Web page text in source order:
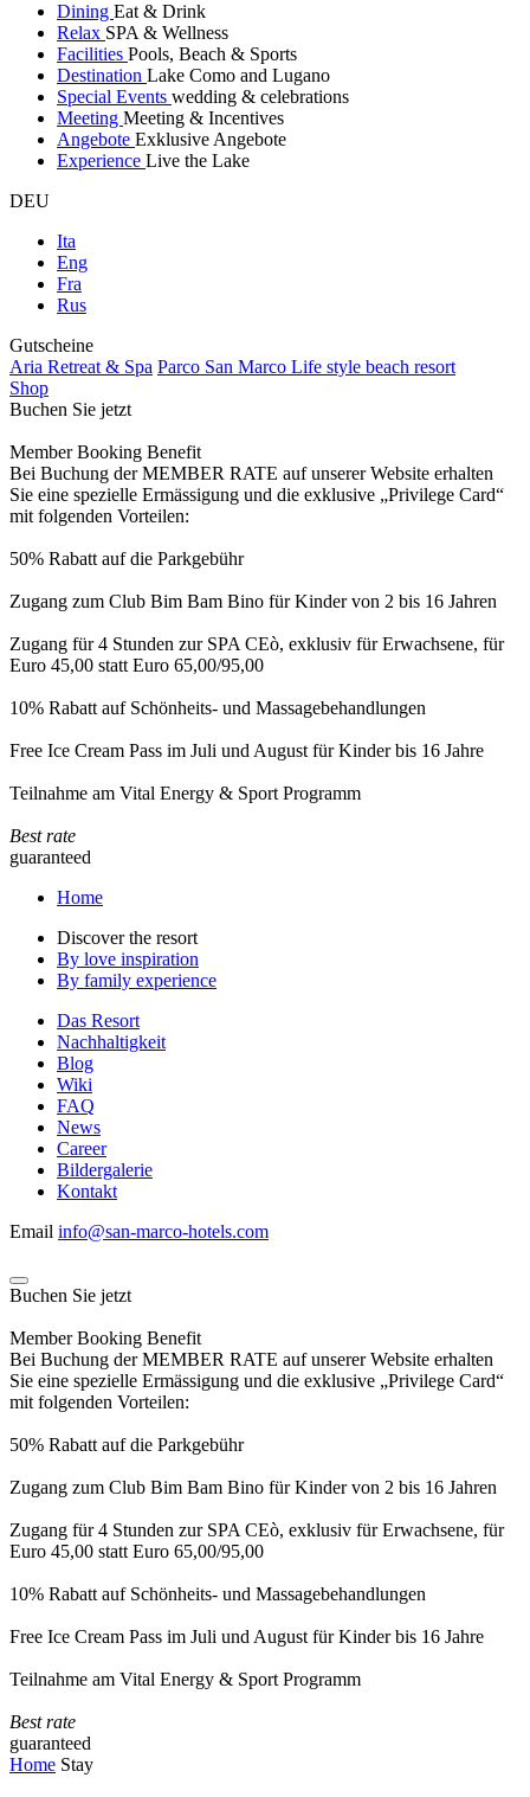
Dining Eat & Drink
Relax SPA & Wellness
Facilities Pools, Beach & Sports
Destination Lake Como and Lugano
Special Events wedding & celebrations
Meeting Meeting & Incentives
Angebote Exklusive Angebote
Experience Live the Lake
DEU
Ita
Eng
Fra
Rus
Gutscheine
Aria Retreat & Spa Parco San Marco Life style beach resort
Shop
Buchen Sie jetzt
Member Booking Benefit
Bei Buchung der MEMBER RATE auf unserer Website erhalten
Sie eine spezielle Ermässigung und die exklusive „Privilege Card“
mit folgenden Vorteilen:
50% Rabatt auf die Parkgebühr
Zugang zum Club Bim Bam Bino für Kinder von 2 bis 16 Jahren
Zugang für 4 Stunden zur SPA CEò, exklusiv für Erwachsene, für
Euro 45,00 statt Euro 65,00/95,00
10% Rabatt auf Schönheits- und Massagebehandlungen
Free Ice Cream Pass im Juli und August für Kinder bis 16 Jahre
Teilnahme am Vital Energy & Sport Programm
Best rate
guaranteed
Home
Discover the resort
By love inspiration
By family experience
Das Resort
Nachhaltigkeit
Blog
Wiki
FAQ
News
Career
Bildergalerie
Kontakt
Email info@san-marco-hotels.com
Buchen Sie jetzt
Member Booking Benefit
Bei Buchung der MEMBER RATE auf unserer Website erhalten
Sie eine spezielle Ermässigung und die exklusive „Privilege Card“
mit folgenden Vorteilen:
50% Rabatt auf die Parkgebühr
Zugang zum Club Bim Bam Bino für Kinder von 2 bis 16 Jahren
Zugang für 4 Stunden zur SPA CEò, exklusiv für Erwachsene, für
Euro 45,00 statt Euro 65,00/95,00
10% Rabatt auf Schönheits- und Massagebehandlungen
Free Ice Cream Pass im Juli und August für Kinder bis 16 Jahre
Teilnahme am Vital Energy & Sport Programm
Best rate
guaranteed
Home Stay